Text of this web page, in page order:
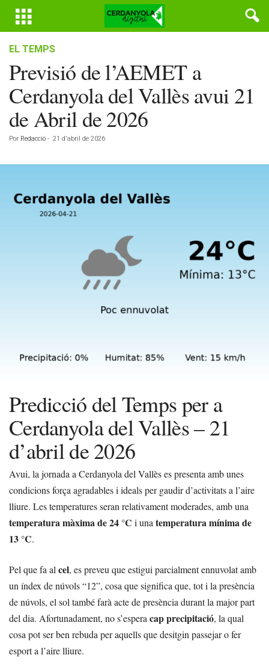
EL TEMPS
Previsió de l’AEMET a
Cerdanyola del Vallès avui 21
de Abril de 2026
Por Redacció - 21 d'abril de 2026
Predicció del Temps per a
Cerdanyola del Vallès – 21
d’abril de 2026
Avui, la jornada a Cerdanyola del Vallès es presenta amb unes
condicions força agradables i ideals per gaudir d’activitats a l’aire
lliure. Les temperatures seran relativament moderades, amb una
temperatura màxima de 24 °C i unatemperatura mínima de
13 °C.
Pel que fa alcel, es preveu que estigui parcialment ennuvolat amb
un índex de núvols “12”, cosa que significa que, tot i la presència
de núvols, el sol també farà acte de presència durant la major part
del dia. Afortunadament, no s’esperacap precipitació, la qual
cosa pot ser ben rebuda per aquells que desitgin passejar o fer
esport a l’aire lliure.